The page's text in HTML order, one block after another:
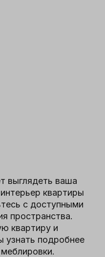
выглядеть ваша
квартиры
с доступными
пространства.
квартиру и
узнать подробнее